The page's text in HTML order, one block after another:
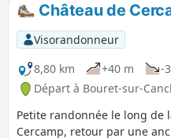
Château de
Visorandonneur
8,80 km
+40 m -
Départ à Bouret-sur-
Petite randonnée le long de
Cercamp, retour par une